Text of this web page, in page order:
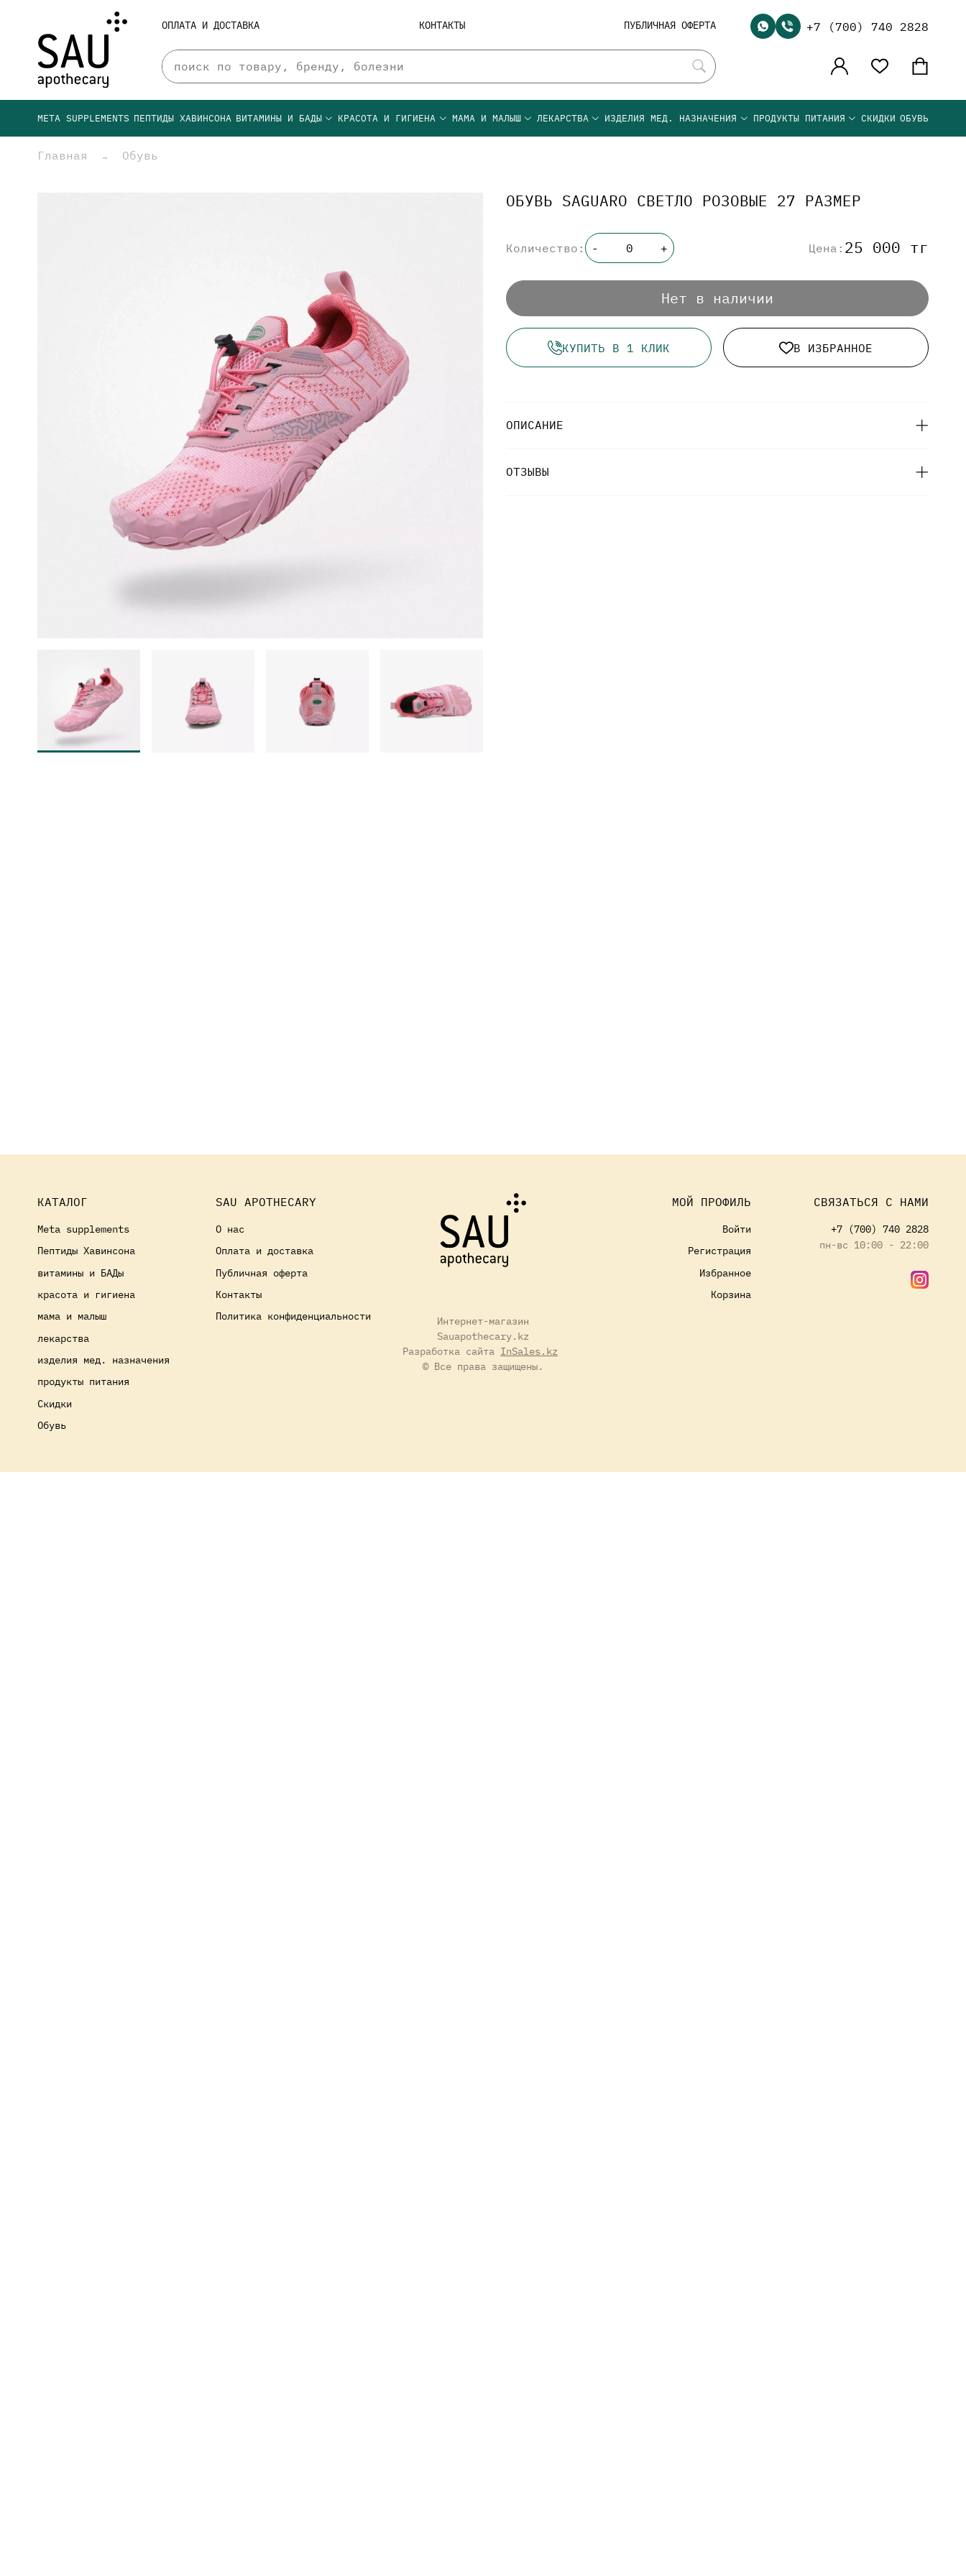
ОПЛАТА И ДОСТАВКА КОНТАКТЫ ПУБЛИЧНАЯ ОФЕРТА +7 (700) 740 2828
META SUPPLEMENTS ПЕПТИДЫ ХАВИНСОНА ВИТАМИНЫ И БАДЫ КРАСОТА И ГИГИЕНА МАМА И МАЛЫШ ЛЕКАРСТВА ИЗДЕЛИЯ МЕД. НАЗНАЧЕНИЯ ПРОДУКТЫ ПИТАНИЯ СКИДКИ ОБУВЬ
Главная Обувь
ОБУВЬ SAGUARO СВЕТЛО РОЗОВЫЕ 27 РАЗМЕР
Количество: - + Цена: 25 000 тг
Нет в наличии
КУПИТЬ В 1 КЛИК В ИЗБРАННОЕ
ОПИСАНИЕ
ОТЗЫВЫ
КАТАЛОГ
Meta supplements
Пептиды Хавинсона
витамины и БАДы
красота и гигиена
мама и малыш
лекарства
изделия мед. назначения
продукты питания
Скидки
Обувь
SAU APOTHECARY
О нас
Оплата и доставка
Публичная оферта
Контакты
Политика конфиденциальности
Интернет-магазин
Sauapothecary.kz
Разработка сайта InSales.kz
© Все права защищены.
МОЙ ПРОФИЛЬ
Войти
Регистрация
Избранное
Корзина
СВЯЗАТЬСЯ С НАМИ
+7 (700) 740 2828
пн-вс 10:00 - 22:00